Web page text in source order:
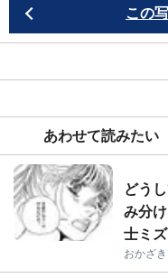
この
あわせて読みたい
どう
み分
士ミ
おかざ